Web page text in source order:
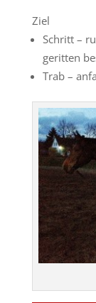
Ziel
Schritt –
geritten
Trab –